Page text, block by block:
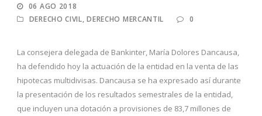
06 AGO 2018
DERECHO CIVIL, DERECHO MERCANTIL 0
La consejera delegada de Bankinter, María Dolores Dancausa,
ha defendido hoy la actuación de la entidad en la venta de las
hipotecas multidivisas. Dancausa se ha expresado así durante
la presentación de los resultados semestrales de la entidad,
que incluyen una dotación a provisiones de 83,7 millones de